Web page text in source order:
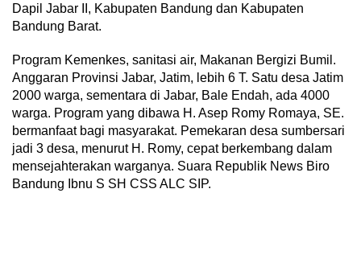
Dapil Jabar II, Kabupaten Bandung dan Kabupaten
Bandung Barat.
Program Kemenkes, sanitasi air, Makanan Bergizi Bumil.
Anggaran Provinsi Jabar, Jatim, lebih 6 T. Satu desa Jatim
2000 warga, sementara di Jabar, Bale Endah, ada 4000
warga. Program yang dibawa H. Asep Romy Romaya, SE.
bermanfaat bagi masyarakat. Pemekaran desa sumbersari
jadi 3 desa, menurut H. Romy, cepat berkembang dalam
mensejahterakan warganya. Suara Republik News Biro
Bandung Ibnu S SH CSS ALC SIP.